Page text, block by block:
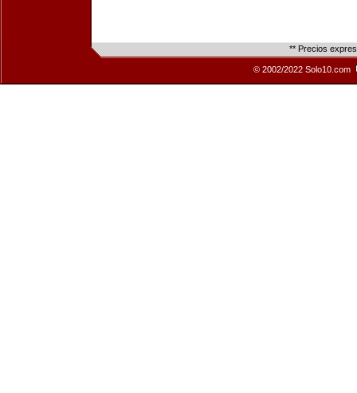
** Precios
© 2002/2022 Solo10.com